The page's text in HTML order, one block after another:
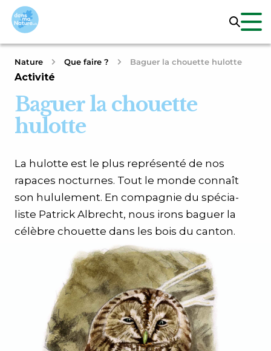
Nature Que faire ? Baguer la chouette hulotte
Activité
Baguer la chouette
hulotte
La hulotte est le plus représenté de nos
rapaces nocturnes. Tout le monde connaît
son hulule­ment. En compagnie du spécia­
liste Patrick Albrecht, nous irons baguer la
célèbre chouette dans les bois du canton.